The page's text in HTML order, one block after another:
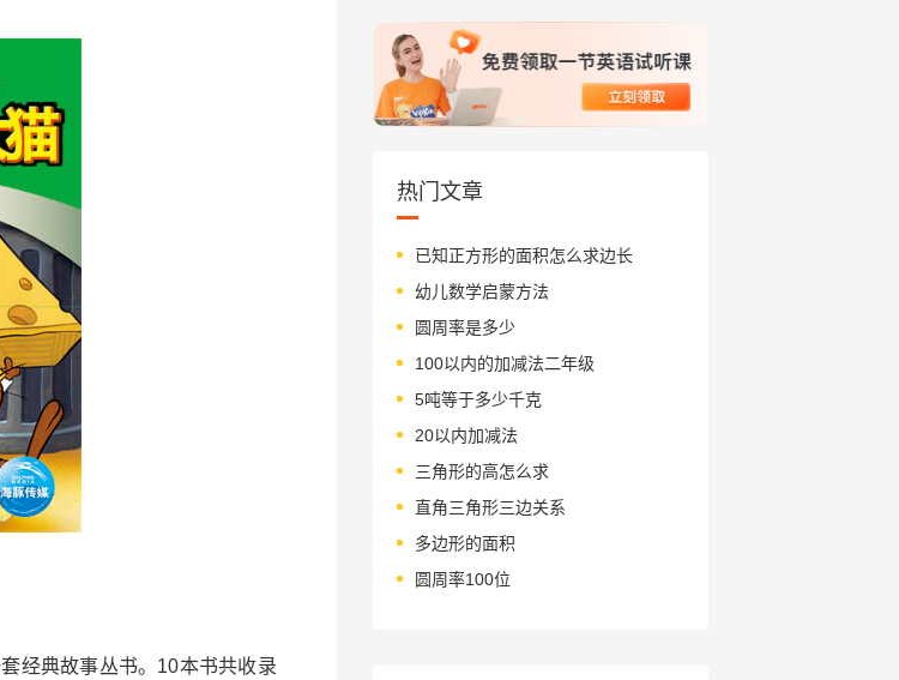
经典故事丛书。10本书共收录
热门文章
已知正方形的面积怎么求边长
幼儿数学启蒙方法
圆周率是多少
100以内的加减法二年级
5吨等于多少千克
20以内加减法
三角形的高怎么求
直角三角形三边关系
多边形的面积
圆周率100位